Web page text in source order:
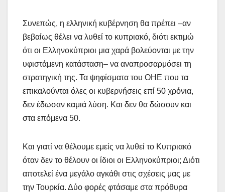
Συνεπώς, η ελληνική κυβέρνηση θα πρέπει –αν
βεβαίως θέλει να λυθεί το κυπριακό, διότι εκτιμώ
ότι οι Ελληνοκύπριοι μια χαρά βολεύονται με την
υφιστάμενη κατάσταση– να αναπροσαρμόσει τη
στρατηγική της. Τα ψηφίσματα του ΟΗΕ που τα
επικαλούνται όλες οι κυβερνήσεις επί 50 χρόνια,
δεν έδωσαν καμιά λύση. Και δεν θα δώσουν και
στα επόμενα 50.
Και γιατί να θέλουμε εμείς να λυθεί το Κυπριακό
όταν δεν το θέλουν οι ίδιοι οι Ελληνοκύπριοι; Διότι
αποτελεί ένα μεγάλο αγκάθι στις σχέσεις μας με
την Τουρκία. Δύο φορές φτάσαμε στα πρόθυρα